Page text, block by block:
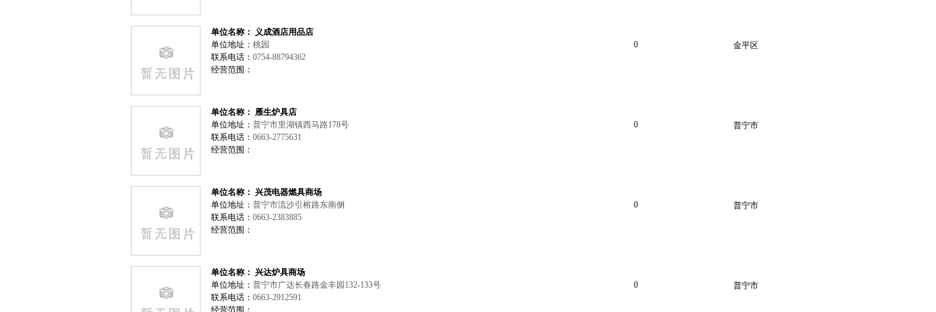
单位名称： 义成酒店用品店
单位地址： 桃园
联系电话： 0754-88794362
经营范围：
0 金平区
单位名称： 雁生炉具店
单位地址： 普宁市里湖镇西马路178号
联系电话： 0663-2775631
经营范围：
0 普宁市
单位名称： 兴茂电器燃具商场
单位地址： 普宁市流沙引榕路东南侧
联系电话： 0663-2383885
经营范围：
0 普宁市
单位名称： 兴达炉具商场
单位地址： 普宁市广达长春路金丰园132-133号
联系电话： 0663-2912591
经营范围：
0 普宁市